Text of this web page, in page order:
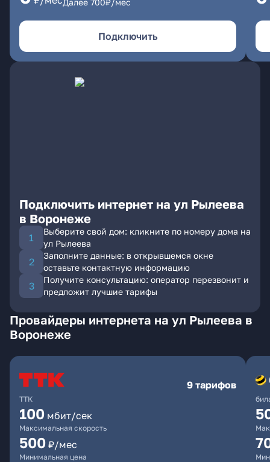
Далее 700₽/мес
Подключить
Подключить интернет на ул Рылеева
в Воронеже
Выберите свой дом: кликните по номеру дома на
ул Рылеева
Заполните данные: в открывшемся окне
оставьте контактную информацию
Получите консультацию: оператор перезвонит и
предложит лучшие тарифы
Провайдеры интернета на ул Рылеева в
Воронеже
ТТК
9 тарифов
100 мбит/сек
Максимальная скорость
500 ₽/мес
Минимальная цена